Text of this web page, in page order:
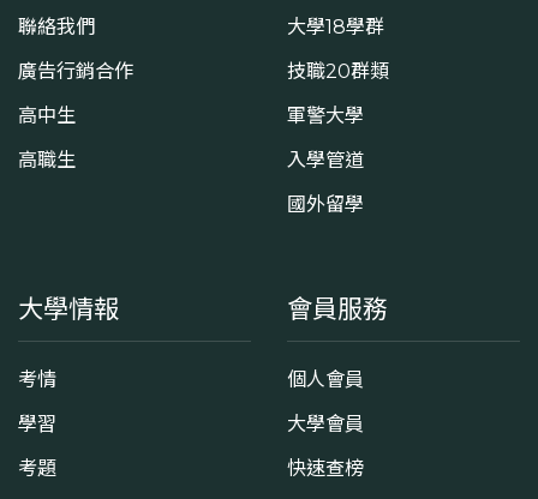
聯絡我們
廣告行銷合作
高中生
高職生
大學18學群
技職20群類
軍警大學
入學管道
國外留學
大學情報
考情
學習
考題
會員服務
個人會員
大學會員
快速查榜